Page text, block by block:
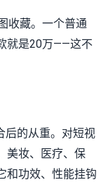
收藏。一个普通
就是20万——这不
后的从重。对短视
美妆、医疗、保
和功效、性能挂钩